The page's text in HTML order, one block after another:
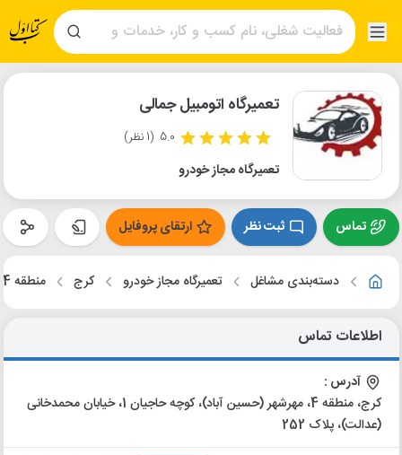
تعمیرگاه اتومبیل جمالی
5.0 (1 نظر)
تعمیرگاه مجاز خودرو
تماس ثبت نظر ارتقای پروفایل
دسته‌بندی مشاغل تعمیرگاه مجاز خودرو کرج منطقه 4
اطلاعات تماس
آدرس :
کرج، منطقه 4، مهرشهر (حسین آباد)، کوچه حاجیان 1، خیابان محمدخانی
(عدالت)، پلاک 252